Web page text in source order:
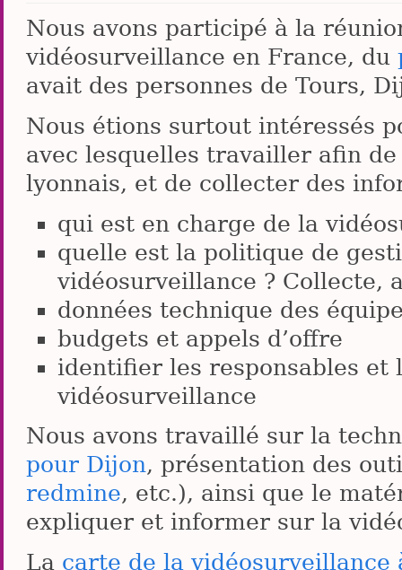
Nous avons participé à la
vidéosurveillance en France, du
avait des personnes de Tours,
Nous étions surtout intéressés
avec lesquelles travailler afin
lyonnais, et de collecter des
qui est en charge de la
quelle est la politique de
vidéosurveillance ? Collecte,
données technique des
budgets et appels d’offre
identifier les responsables et
vidéosurveillance
Nous avons travaillé sur la
pour Dijon, présentation des
redmine, etc.), ainsi que le
expliquer et informer sur la
La carte de la vidéosurveillance